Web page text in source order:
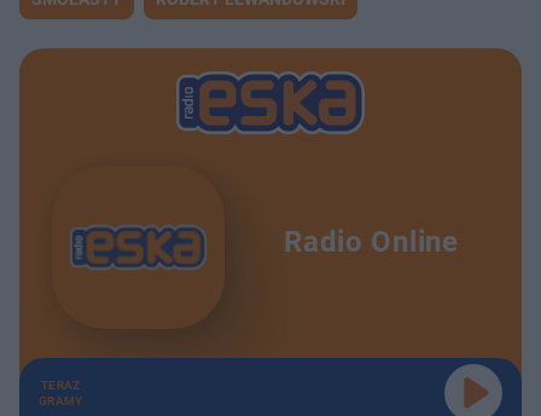
Radio Online
TERAZ
GRAMY